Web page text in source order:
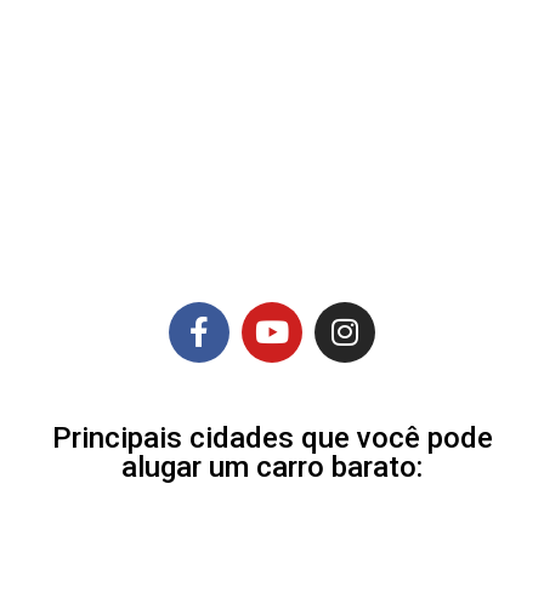
Principais cidades que você pode
alugar um carro barato: